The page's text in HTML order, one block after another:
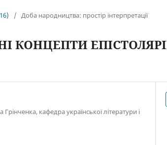
/ Доба народництва: простір інтерпретації
КОНЦЕПТИ
Грінченка, кафедра української літератури і